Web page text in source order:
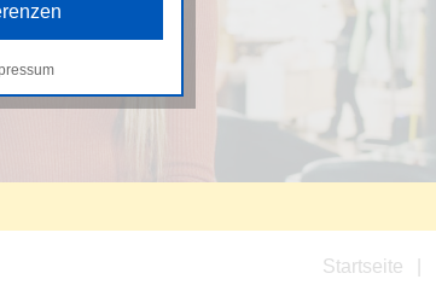
Startseite
Website auf Ihre